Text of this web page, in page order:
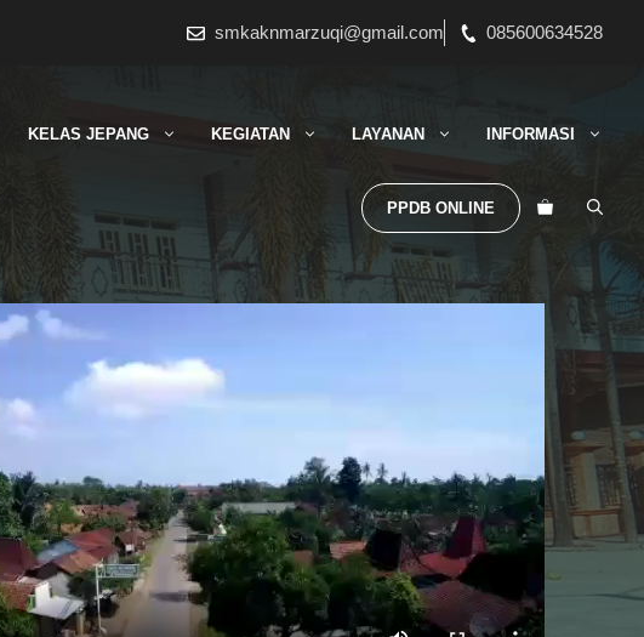
smkaknmarzuqi@gmail.com 085600634528
KELAS JEPANG KEGIATAN LAYANAN INFORMASI
PPDB ONLINE